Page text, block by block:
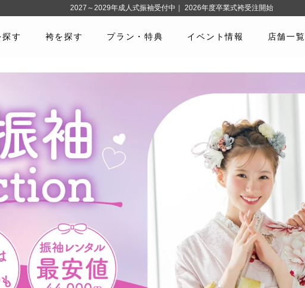
す 袴を探す プラン・特典 イベント情報 店舗一覧
2027～2029年成人式振袖受付中｜ 2026年度卒業式袴受注開始